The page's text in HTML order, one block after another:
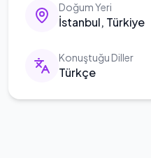
Doğum Yeri
İstanbul, Türkiye
Konuştuğu Diller
Türkçe